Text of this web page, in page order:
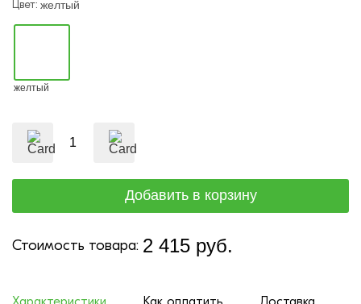
Цвет: желтый
желтый
Стоимость товара: 2 415 руб.